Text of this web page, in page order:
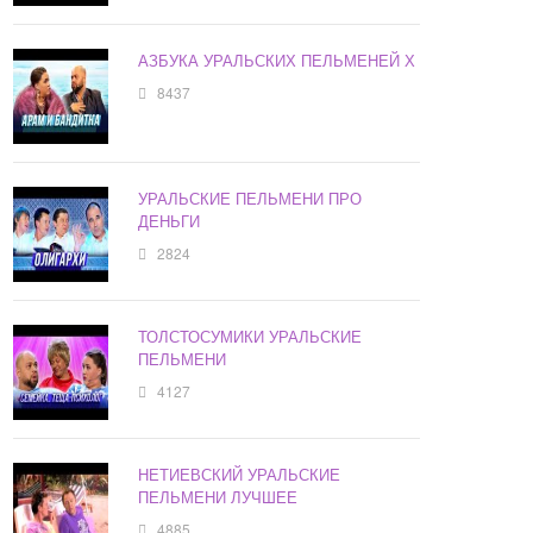
АЗБУКА УРАЛЬСКИХ ПЕЛЬМЕНЕЙ Х
8437
УРАЛЬСКИЕ ПЕЛЬМЕНИ ПРО
ДЕНЬГИ
2824
ТОЛСТОСУМИКИ УРАЛЬСКИЕ
ПЕЛЬМЕНИ
4127
НЕТИЕВСКИЙ УРАЛЬСКИЕ
ПЕЛЬМЕНИ ЛУЧШЕЕ